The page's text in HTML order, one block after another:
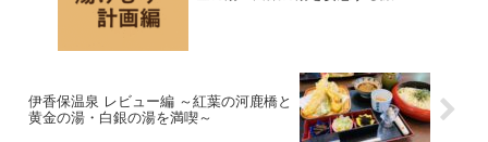
伊香保温泉 レビュー編 ～紅葉の河鹿橋と
黄金の湯・白銀の湯を満喫～